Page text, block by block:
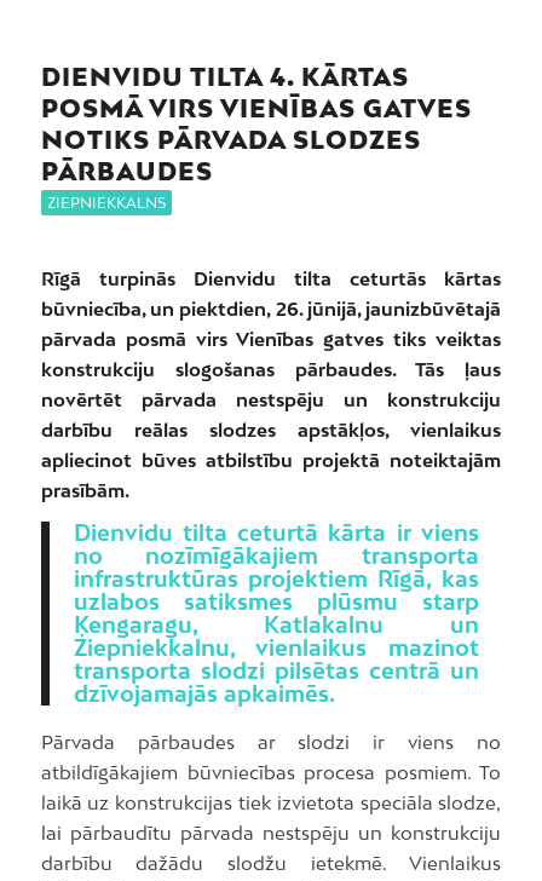
DIENVIDU TILTA 4. KĀRTAS
POSMĀ VIRS VIENĪBAS GATVES
NOTIKS PĀRVADA SLODZES
PĀRBAUDES
ZIEPNIEKKALNS
Rīgā turpinās Dienvidu tilta ceturtās kārtas
būvniecība, un piektdien, 26. jūnijā, jaunizbūvētajā
pārvada posmā virs Vienības gatves tiks veiktas
konstrukciju slogošanas pārbaudes. Tās ļaus
novērtēt pārvada nestspēju un konstrukciju
darbību reālas slodzes apstākļos, vienlaikus
apliecinot būves atbilstību projektā noteiktajām
prasībām.
Dienvidu tilta ceturtā kārta ir viens
no nozīmīgākajiem transporta
infrastruktūras projektiem Rīgā, kas
uzlabos satiksmes plūsmu starp
Ķengaragu, Katlakalnu un
Ziepniekkalnu, vienlaikus mazinot
transporta slodzi pilsētas centrā un
dzīvojamajās apkaimēs.
Pārvada pārbaudes ar slodzi ir viens no
atbildīgākajiem būvniecības procesa posmiem. To
laikā uz konstrukcijas tiek izvietota speciāla slodze,
lai pārbaudītu pārvada nestspēju un konstrukciju
darbību dažādu slodžu ietekmē. Vienlaikus